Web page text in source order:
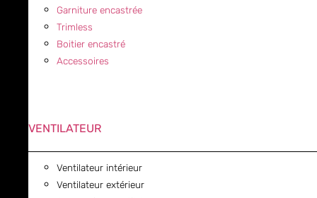
Garniture encastrée
Trimless
Boitier encastré
Accessoires
VENTILATEUR
Ventilateur intérieur
Ventilateur extérieur